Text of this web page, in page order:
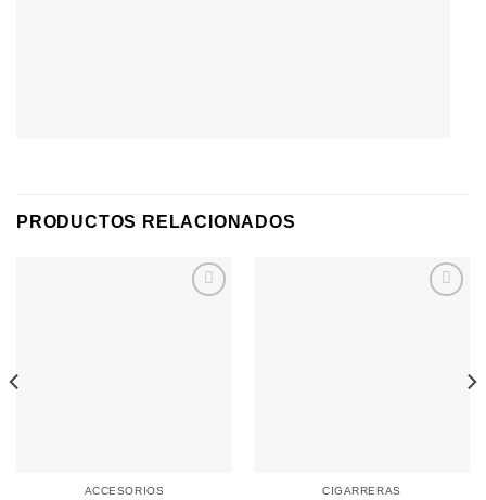
PRODUCTOS RELACIONADOS
ACCESORIOS CIGARRERAS